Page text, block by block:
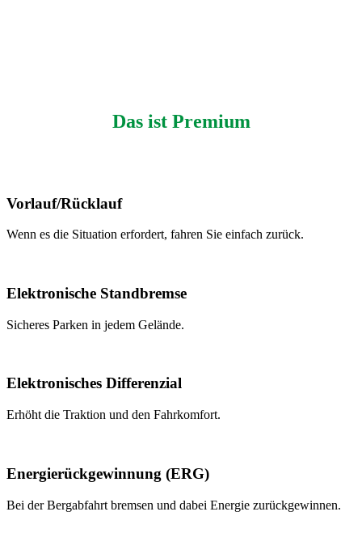
Das ist Premium
Vorlauf/Rücklauf
Wenn es die Situation erfordert, fahren Sie einfach zurück.
Elektronische Standbremse
Sicheres Parken in jedem Gelände.
Elektronisches Differenzial
Erhöht die Traktion und den Fahrkomfort.
Energierückgewinnung (ERG)
Bei der Bergabfahrt bremsen und dabei Energie zurückgewinnen.